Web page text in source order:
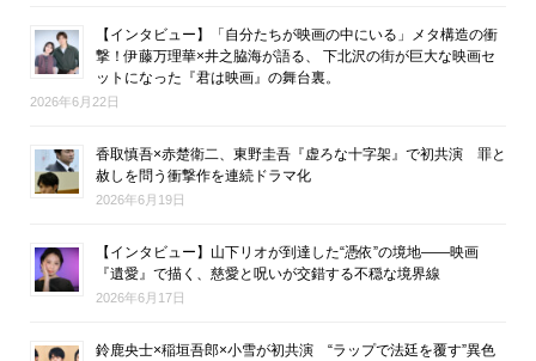
【インタビュー】「自分たちが映画の中にいる」メタ構造の衝
撃！伊藤万理華×井之脇海が語る、 下北沢の街が巨大な映画セ
ットになった『君は映画』の舞台裏。
2026年6月22日
香取慎吾×赤楚衛二、東野圭吾『虚ろな十字架』で初共演 罪と
赦しを問う衝撃作を連続ドラマ化
2026年6月19日
【インタビュー】山下リオが到達した“憑依”の境地――映画
『遺愛』で描く、慈愛と呪いが交錯する不穏な境界線
2026年6月17日
鈴鹿央士×稲垣吾郎×小雪が初共演 “ラップで法廷を覆す”異色